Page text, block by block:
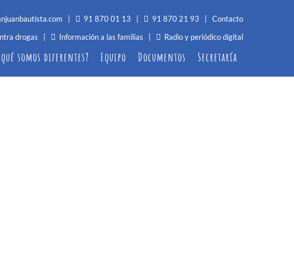
91 870 01 13 91 870 21 93 |Contacto
drogas Información a las familias Radio y periódico digital
somos diferentes? Equipo Documentos Secretaría